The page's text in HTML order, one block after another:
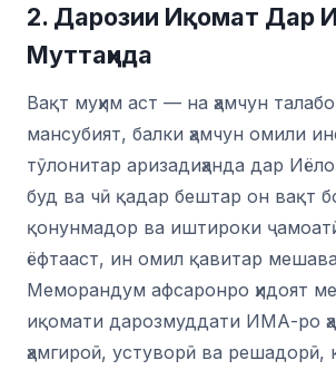
2. Дарозии Иқомат Дар
Муттаҳида
Вақт муҳим аст — на ҳамчун
мансубият, балки ҳамчун омили
тӯлонитар аризадиҳанда дар
буд ва чӣ қадар бештар он вақт
қонунмадор ва иштироки
ёфтааст, ин омил қавитар
Меморандум афсаронро ҳидоят
иқомати дарозмуддати ИМА-ро
ҳамгироӣ, устуворӣ ва решадорӣ,